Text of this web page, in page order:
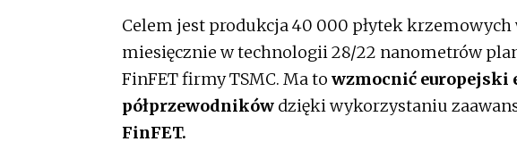
Celem jest produkcja 40 000 płytek
miesięcznie w technologii 28/22 nanometrów
FinFET firmy TSMC. Ma to wzmocnić europejski
półprzewodników dzięki wykorzystaniu
FinFET.